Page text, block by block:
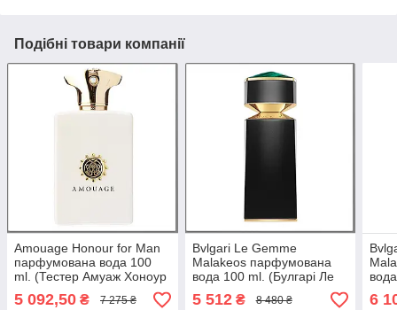
Подібні товари компанії
Amouage Honour for Man
парфумована вода 100
ml. (Тестер Амуаж Хоноур
Фор Мен)
5 092,50 ₴ 7 275 ₴
Bvlgari Le Gemme
Malakeos парфумована
вода 100 ml. (Булгарі Ле
Гемме Малакеос)
5 512₴ 8 480 ₴ 6